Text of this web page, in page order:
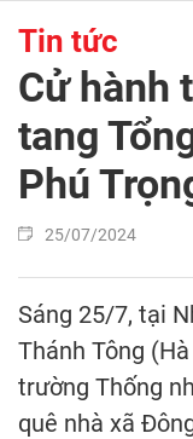
Tin tức
Cử hành
tang
Phú
25/07/2024
Sáng 25/7, tại
Thánh Tông
trường Thống
quê nhà xã